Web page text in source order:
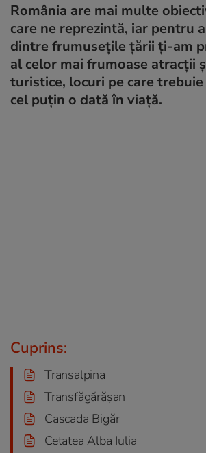
România are mai multe
care ne reprezintă, iar pentru
dintre frumusețile țării ți-am
al celor mai frumoase atracții
turistice, locuri pe care trebuie
cel puțin o dată în viață.
Cuprins:
Transalpina
Transfăgărășan
Cascada Bigăr
Cetatea Alba Iulia